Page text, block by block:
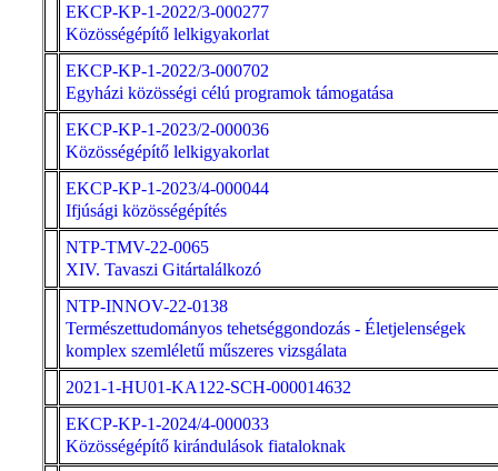
EKCP-KP-1-2022/3-000277
Közösségépítő lelkigyakorlat
EKCP-KP-1-2022/3-000702
Egyházi közösségi célú programok támogatása
EKCP-KP-1-2023/2-000036
Közösségépítő lelkigyakorlat
EKCP-KP-1-2023/4-000044
Ifjúsági közösségépítés
NTP-TMV-22-0065
XIV. Tavaszi Gitártalálkozó
NTP-INNOV-22-0138
Természettudományos tehetséggondozás - Életjelenségek
komplex szemléletű műszeres vizsgálata
2021-1-HU01-KA122-SCH-000014632
EKCP-KP-1-2024/4-000033
Közösségépítő kirándulások fiataloknak